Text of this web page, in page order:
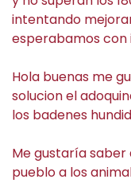
intentando
esperabamos con
Hola buenas me
solucion el
los badenes
Me gustaría saber
pueblo a los